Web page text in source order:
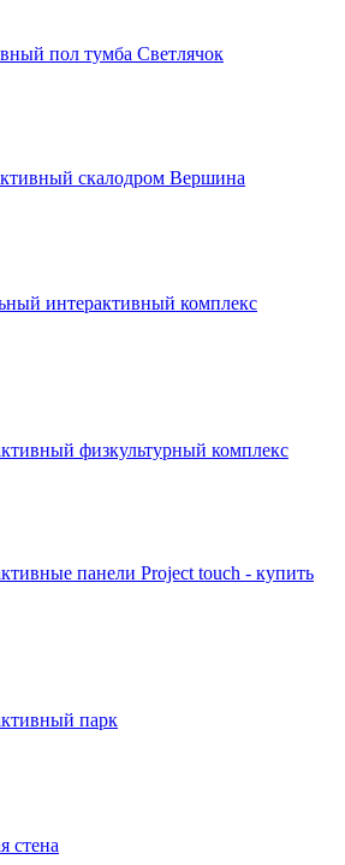
пол тумба Светлячок
скалодром Вершина
интерактивный комплекс
физкультурный комплекс
панели Project touch - купить
парк
стена